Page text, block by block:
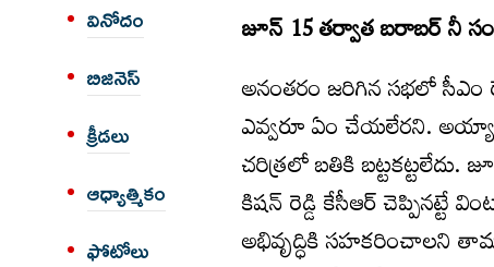
వినోదం
బిజినెస్
క్రీడలు
ఆధ్యాత్మికం
ఫోటోలు
జూన్ 15 తర్వాత బరాబర్ నీ
అనంతరం జరిగిన సభలో సీఎం
ఎవ్వరూ ఏం చేయలేరని.
చరిత్రలో బతికి బట్టకట్టలేదు.
కిషన్ రెడ్డి కేసీఆర్ చెప్పినట్టే
అభివృద్ధికి సహకరించాలని తాము